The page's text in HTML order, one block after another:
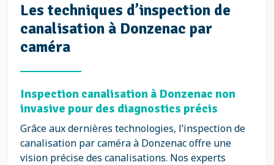
Les techniques d’inspection de
canalisation à Donzenac par
caméra
Inspection canalisation à Donzenac non
invasive pour des diagnostics précis
Grâce aux dernières technologies, l’inspection de
canalisation par caméra à Donzenac offre une
vision précise des canalisations. Nos experts